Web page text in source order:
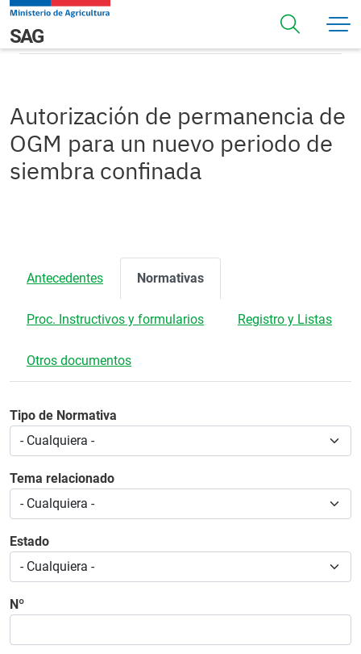
Pasar al contenido principal
Navegación principal
SAGNormativas
Autorización de permanencia de
OGM para un nuevo periodo de
siembra confinada
Antecedentes Normativas
Proc. Instructivos y formularios Registro y Listas
Otros documentos
Tipo de Normativa
Tema relacionado
Estado
Nº